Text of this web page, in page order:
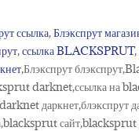
ссылка,Блэкспрут
,ссылка BLACKSPRUT,
,Блэкспрут
darknet,ссылка на
даркнет,блэкспрут
сайт,blacksprut